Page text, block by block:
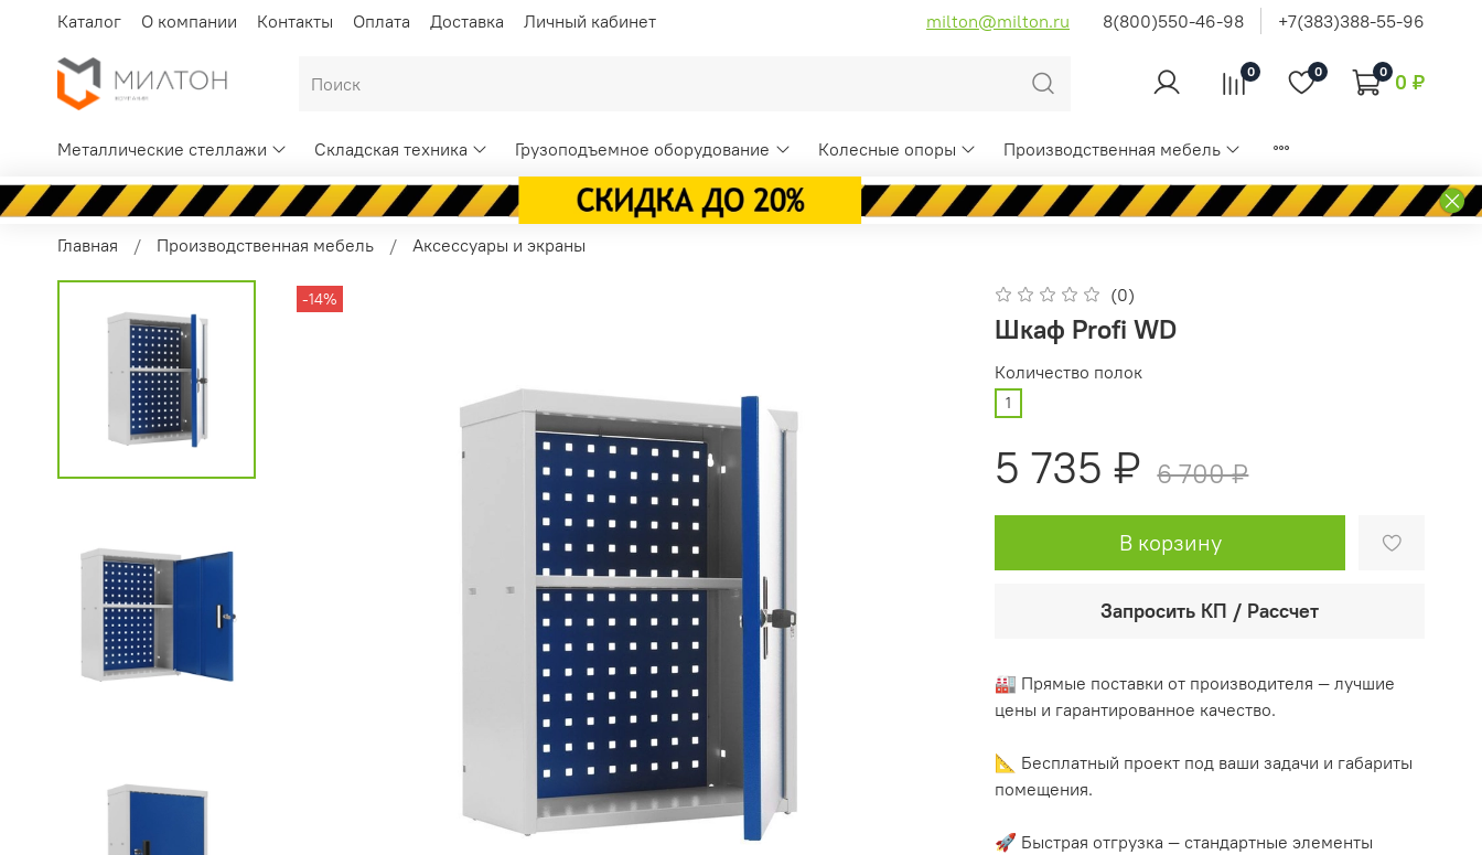
Каталог О компании Контакты Оплата Доставка Личный кабинет milton@milton.ru 8(800)550-46-98 +7(383)388-55-96
0 0 0 0 ₽
Металлические стеллажи Складская техника Грузоподъемное оборудование Колесные опоры Производственная мебель
Главная Производственная мебель Аксессуары и экраны
-14% (0)
Шкаф Profi WD
Количество полок
1
5 735 ₽ 6 700 ₽
В корзину
Запросить КП / Рассчет
🏭 Прямые поставки от производителя — лучшие
цены и гарантированное качество.
📐 Бесплатный проект под ваши задачи и габариты
помещения.
🚀 Быстрая отгрузка — стандартные элементы